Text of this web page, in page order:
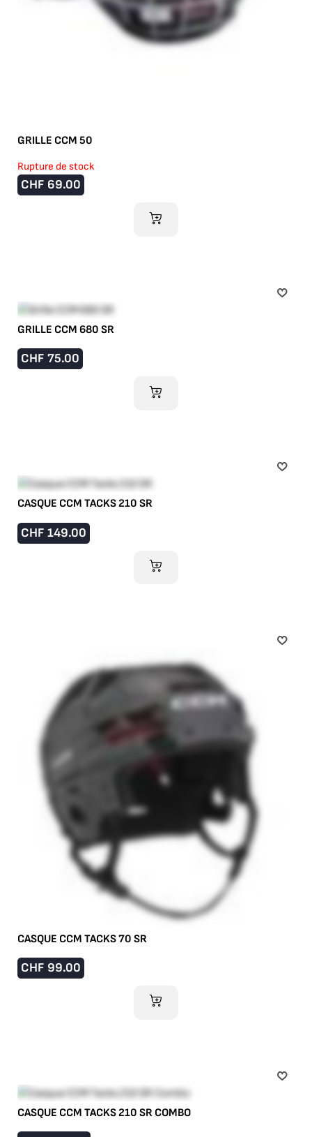
GRILLE CCM 50
Rupture de stock
CHF 69.00
AJOUTER AU PANIER
GRILLE CCM 680 SR
CHF 75.00
AJOUTER AU PANIER
CASQUE CCM TACKS 210 SR
CHF 149.00
AJOUTER AU PANIER
CASQUE CCM TACKS 70 SR
CHF 99.00
AJOUTER AU PANIER
CASQUE CCM TACKS 210 SR COMBO